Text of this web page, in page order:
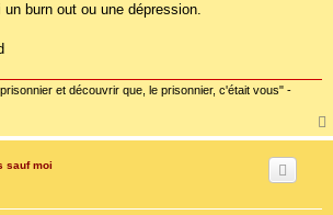
burn out ou une dépression.
et découvrir que, le prisonnier, c'était vous" -
sauf moi